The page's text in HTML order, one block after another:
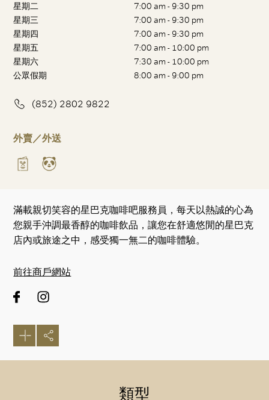
星期二
7:00 am - 9:30 pm
星期三
7:00 am - 9:30 pm
星期四
7:00 am - 9:30 pm
星期五
7:00 am - 10:00 pm
星期六
7:30 am - 10:00 pm
公眾假期
8:00 am - 9:00 pm
(852) 2802 9822
外賣／外送
滿載親切笑容的星巴克咖啡吧服務員，每天以熱誠的心為
您親手沖調最香醇的咖啡飲品，讓您在舒適悠閒的星巴克
店內或旅途之中，感受獨一無二的咖啡體驗。
前往商戶網站
類型